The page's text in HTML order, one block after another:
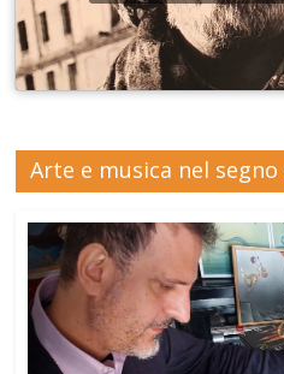
Arte e musica nel